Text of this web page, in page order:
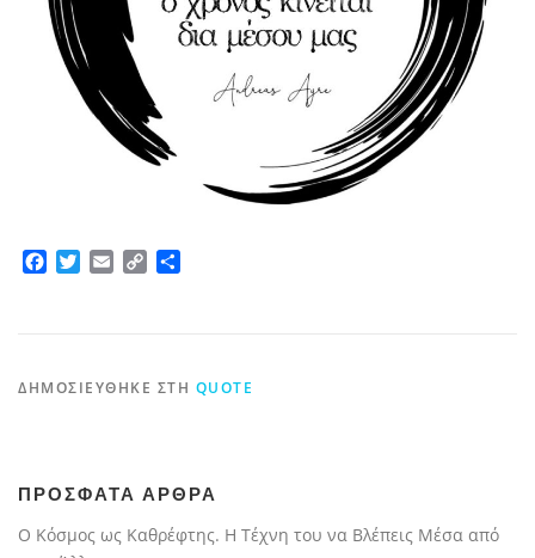
Facebook
TwitterEmailCopy
ΔΗΜΟΣΙΕΎΘΗΚΕ ΣΤΗ QUOTE
ΠΡΟΣΦΑΤΑ ΑΡΘΡΑ
Ο Κόσμος ως Καθρέφτης. Η Τέχνη του να Βλέπεις Μέσα από